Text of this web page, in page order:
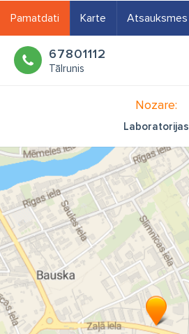
Pamatdati Karte Atsauksmes
67801112
Tālrunis
Nozare:
Laboratorijas